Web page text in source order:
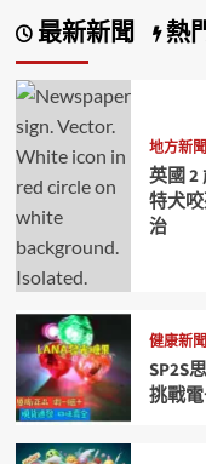
最新新聞 熱
地方新聞
英國 2
特犬
治
健康新聞
SP2S
挑戰